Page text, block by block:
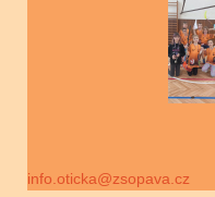
info.oticka@zsopava.cz